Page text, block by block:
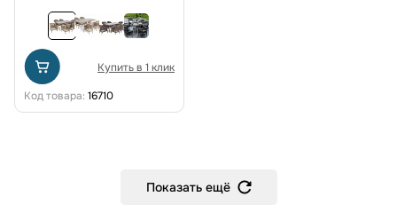
Купить в 1 клик
Код товара: 16710
Показать ещё